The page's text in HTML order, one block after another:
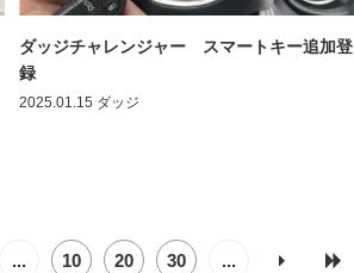
ダッジチャレンジャー スマートキー追加登
録
2025.01.15 ダッジ
... 10 20 30 ...